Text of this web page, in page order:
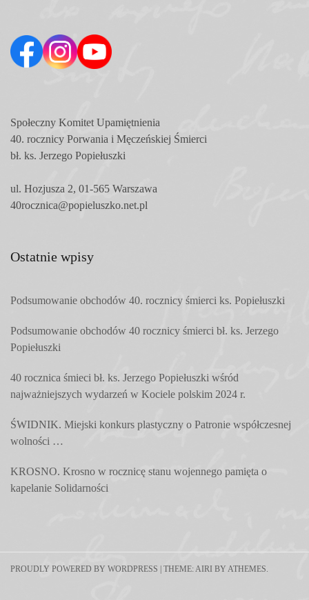
Społeczny Komitet Upamiętnienia
40. rocznicy Porwania i Męczeńskiej Śmierci
bł. ks. Jerzego Popiełuszki
ul. Hozjusza 2, 01-565 Warszawa
40rocznica@popieluszko.net.pl
Ostatnie wpisy
Podsumowanie obchodów 40. rocznicy śmierci ks. Popiełuszki
Podsumowanie obchodów 40 rocznicy śmierci bł. ks. Jerzego
Popiełuszki
40 rocznica śmieci bł. ks. Jerzego Popiełuszki wśród
najważniejszych wydarzeń w Kociele polskim 2024 r.
ŚWIDNIK. Miejski konkurs plastyczny o Patronie współczesnej
wolności …
KROSNO. Krosno w rocznicę stanu wojennego pamięta o
kapelanie Solidarności
PROUDLY POWERED BY WORDPRESS | THEME:AIRI BY ATHEMES.